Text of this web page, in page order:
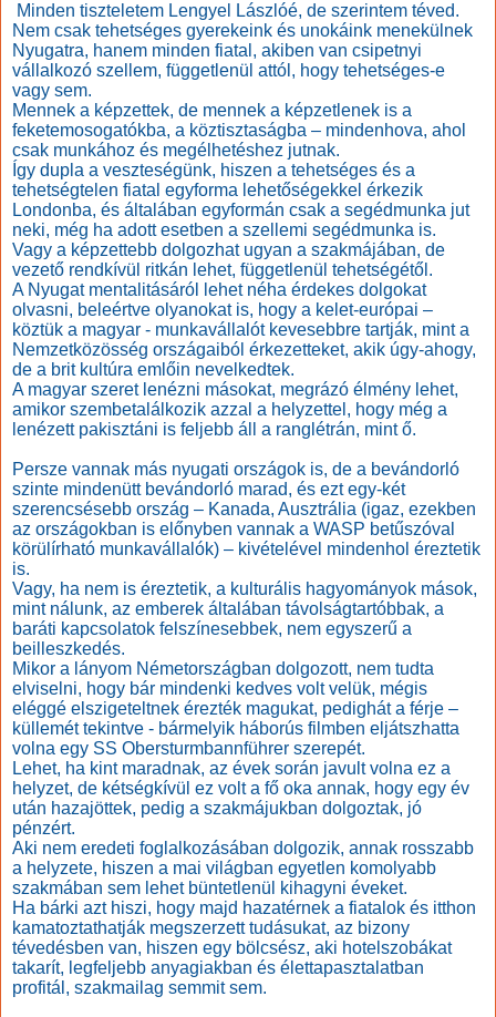
Minden tiszteletem Lengyel Lászlóé, de szerintem téved.
Nem csak tehetséges gyerekeink és unokáink menekülnek
Nyugatra, hanem minden fiatal, akiben van csipetnyi
vállalkozó szellem, függetlenül attól, hogy tehetséges-e
vagy sem.
Mennek a képzettek, de mennek a képzetlenek is a
feketemosogatókba, a köztisztaságba – mindenhova, ahol
csak munkához és megélhetéshez jutnak.
Így dupla a veszteségünk, hiszen a tehetséges és a
tehetségtelen fiatal egyforma lehetőségekkel érkezik
Londonba, és általában egyformán csak a segédmunka jut
neki, még ha adott esetben a szellemi segédmunka is.
Vagy a képzettebb dolgozhat ugyan a szakmájában, de
vezető rendkívül ritkán lehet, függetlenül tehetségétől.
A Nyugat mentalitásáról lehet néha érdekes dolgokat
olvasni, beleértve olyanokat is, hogy a kelet-európai –
köztük a magyar - munkavállalót kevesebbre tartják, mint a
Nemzetközösség országaiból érkezetteket, akik úgy-ahogy,
de a brit kultúra emlőin nevelkedtek.
A magyar szeret lenézni másokat, megrázó élmény lehet,
amikor szembetalálkozik azzal a helyzettel, hogy még a
lenézett pakisztáni is feljebb áll a ranglétrán, mint ő.
Persze vannak más nyugati országok is, de a bevándorló
szinte mindenütt bevándorló marad, és ezt egy-két
szerencsésebb ország – Kanada, Ausztrália (igaz, ezekben
az országokban is előnyben vannak a WASP betűszóval
körülírható munkavállalók) – kivételével mindenhol éreztetik
is.
Vagy, ha nem is éreztetik, a kulturális hagyományok mások,
mint nálunk, az emberek általában távolságtartóbbak, a
baráti kapcsolatok felszínesebbek, nem egyszerű a
beilleszkedés.
Mikor a lányom Németországban dolgozott, nem tudta
elviselni, hogy bár mindenki kedves volt velük, mégis
eléggé elszigeteltnek érezték magukat, pedighát a férje –
küllemét tekintve - bármelyik háborús filmben eljátszhatta
volna egy SS Obersturmbannführer szerepét.
Lehet, ha kint maradnak, az évek során javult volna ez a
helyzet, de kétségkívül ez volt a fő oka annak, hogy egy év
után hazajöttek, pedig a szakmájukban dolgoztak, jó
pénzért.
Aki nem eredeti foglalkozásában dolgozik, annak rosszabb
a helyzete, hiszen a mai világban egyetlen komolyabb
szakmában sem lehet büntetlenül kihagyni éveket.
Ha bárki azt hiszi, hogy majd hazatérnek a fiatalok és itthon
kamatoztathatják megszerzett tudásukat, az bizony
tévedésben van, hiszen egy bölcsész, aki hotelszobákat
takarít, legfeljebb anyagiakban és élettapasztalatban
profitál, szakmailag semmit sem.